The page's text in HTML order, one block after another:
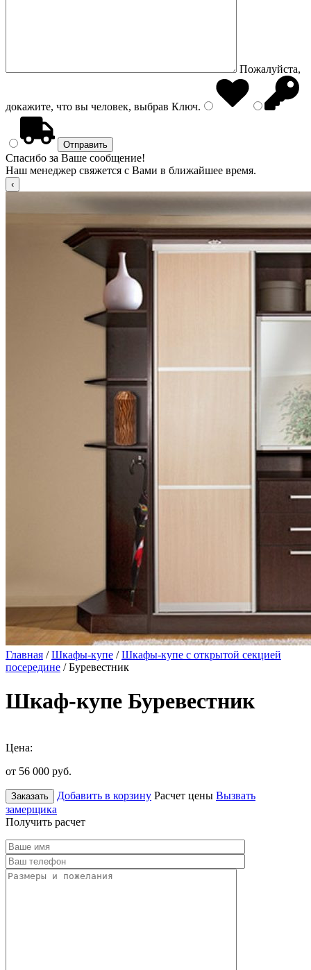
Пожалуйста,
докажите, что вы человек, выбрав Ключ.
Спасибо за Ваше сообщение!
Наш менеджер свяжется с Вами в ближайшее время.
Главная /Шкафы-купе /Шкафы-купе с открытой секцией
посередине / Буревестник
Шкаф-купе Буревестник
Цена:
от 56 000 руб.
Заказать Добавить в корзину Расчет цены Вызвать
замерщика
Получить расчет